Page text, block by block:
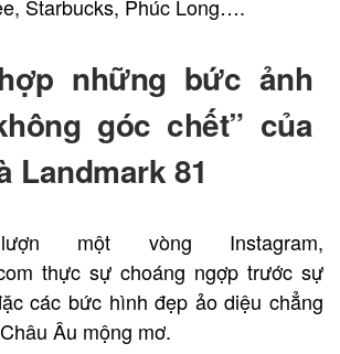
Starbucks, Phúc Long….
những bức ảnh
góc chết” của
Landmark 81
một vòng Instagram,
thực sự choáng ngợp trước sự
các bức hình đẹp ảo diệu chẳng
Âu mộng mơ.